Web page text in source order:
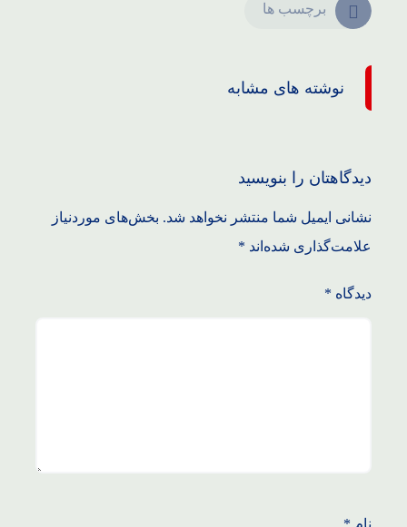
برچسب ها
نوشته های مشابه
دیدگاهتان را بنویسید
نشانی ایمیل شما منتشر نخواهد شد. بخش‌های موردنیاز
علامت‌گذاری شده‌اند *
دیدگاه *
نام *